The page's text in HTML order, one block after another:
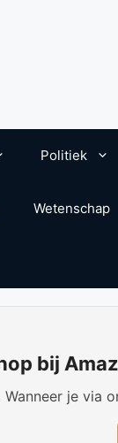
Politiek
Wetenschap
bij
je